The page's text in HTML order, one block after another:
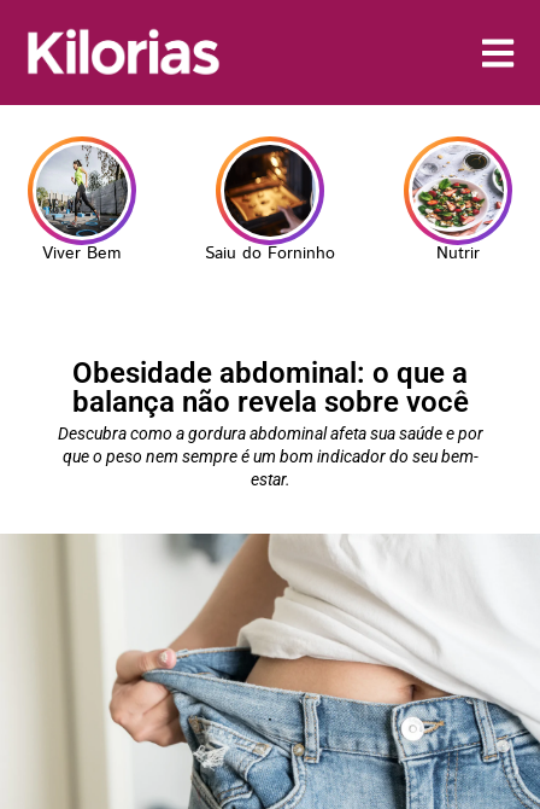
Viver Bem Saiu do Forninho Nutrir
Obesidade abdominal: o que a
balança não revela sobre você
Descubra como a gordura abdominal afeta sua saúde e por
que o peso nem sempre é um bom indicador do seu bem-
estar.